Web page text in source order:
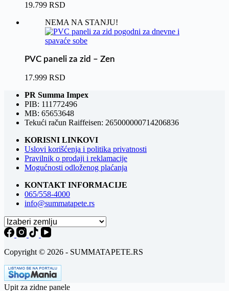
19.799 RSD
NEMA NA STANJU!
PVC paneli za zid – Zen
17.999 RSD
PR Summa Impex
PIB: 111772496
MB: 65653648
Tekući račun Raiffeisen: 265000000714206836
KORISNI LINKOVI
Uslovi korišćenja i politika privatnosti
Pravilnik o prodaji i reklamacije
Mogućnosti odloženog plaćanja
KONTAKT INFORMACIJE
065/558-4000
info@summatapete.rs
Copyright © 2026 - SUMMATAPETE.RS
Upit za zidne panele